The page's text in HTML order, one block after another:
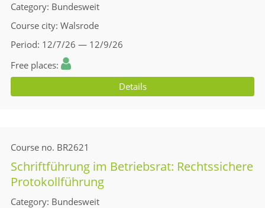
Category Bundesweit
Course city Walsrode
Period 12/7/26 — 12/9/26
Free places
Details
Course no. BR2621
Schriftführung im Betriebsrat: Rechtssichere
Protokollführung
Category Bundesweit